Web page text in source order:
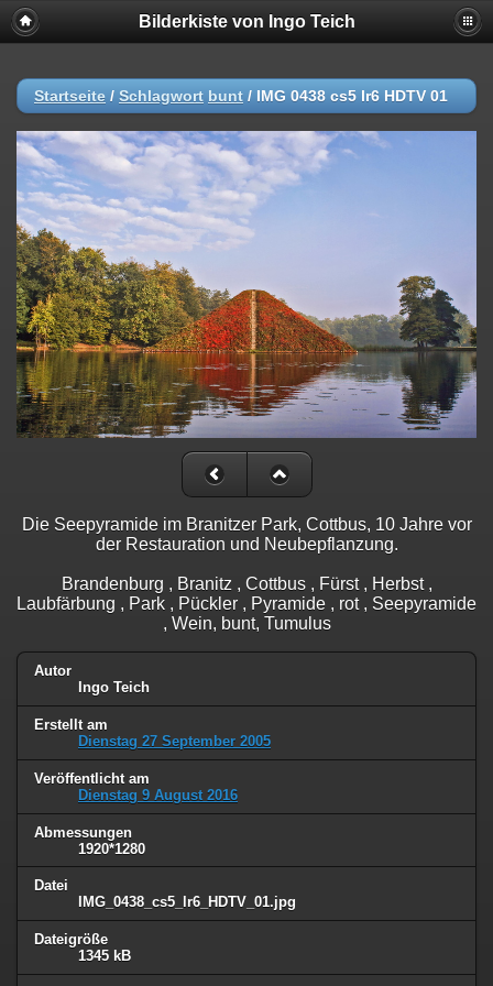
Bilderkiste von Ingo Teich
Startseite / Schlagwort bunt / IMG 0438 cs5 lr6 HDTV 01
Die Seepyramide im Branitzer Park, Cottbus, 10 Jahre vor
der Restauration und Neubepflanzung.
Brandenburg , Branitz , Cottbus , Fürst , Herbst ,
Laubfärbung , Park , Pückler , Pyramide , rot , Seepyramide
, Wein, bunt, Tumulus
Autor
Ingo Teich
Erstellt am
Dienstag 27 September 2005
Veröffentlicht am
Dienstag 9 August 2016
Abmessungen
1920*1280
Datei
IMG_0438_cs5_lr6_HDTV_01.jpg
Dateigröße
1345 kB